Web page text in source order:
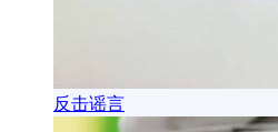
反击谣言